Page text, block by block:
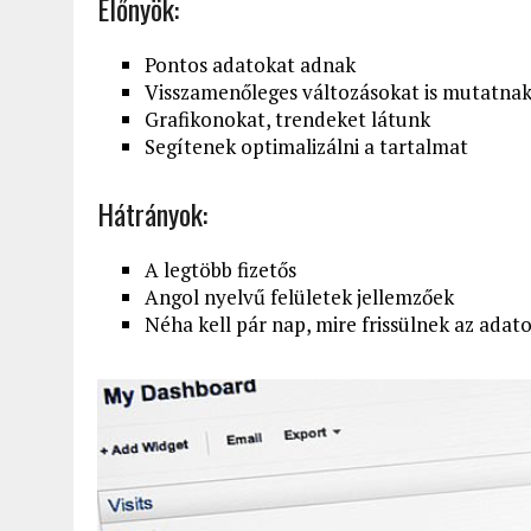
Pontos adatokat adnak
Visszamenőleges változásokat is mutatnak
Grafikonokat, trendeket látunk
Segítenek optimalizálni a tartalmat
Hátrányok:
A legtöbb fizetős
Angol nyelvű felületek jellemzőek
Néha kell pár nap, mire frissülnek az